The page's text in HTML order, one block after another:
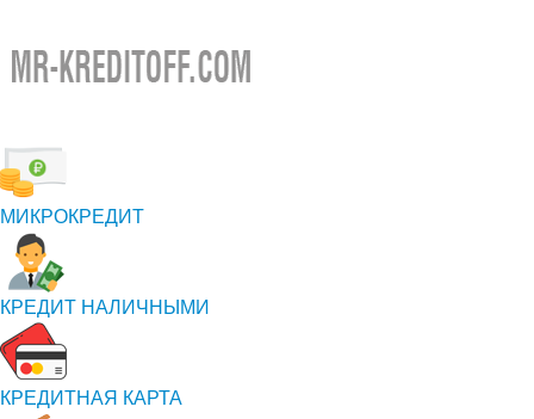
МИКРОКРЕДИТ
КРЕДИТ НАЛИЧНЫМИ
КРЕДИТНАЯ КАРТА